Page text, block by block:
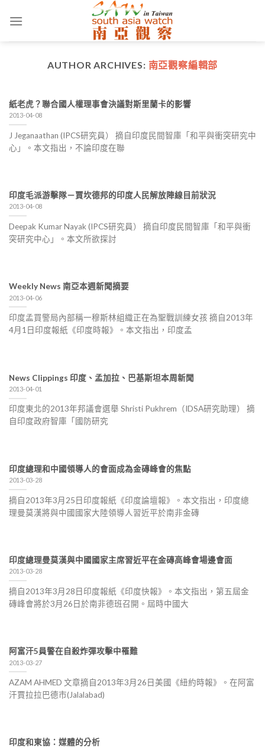
AUTHOR ARCHIVES: 南亞觀察編輯部
紙老虎？聯合國人權理事會決議對斯里蘭卡的影響
2013-04-08
J Jeganaathan (IPCS研究員） 摘自印度民間智庫「和平與衝突研究中
心」。本文指出，不論印度在聯
印度毛派游擊隊－賈坎德邦的印度人民解放陣線目前狀況
2013-04-08
Deepak Kumar Nayak (IPCS研究員） 摘自印度民間智庫「和平與衝
突研究中心」。本文所欲探討
Weekly News 南亞本週新聞摘要
2013-04-06
印度孟買警局內部稱一穆斯林組織正在為聖戰訓練女孩 摘自2013年
4月1日印度報紙《印度時報》。本文指出，印度孟
News Clippings 印度、孟加拉、巴基斯坦本周新聞
2013-04-01
印度東北的2013年邦議會選舉 Shristi Pukhrem（IDSA研究助理） 摘
自印度政府智庫「國防研究
印度總理和中國領導人的會面成為金磚峰會的焦點
2013-03-28
摘自2013年3月25日印度報紙《印度論壇報》。本文指出，印度總
理曼莫漢將與中國國家大陸領導人習近平於南非金磚
印度總理曼莫漢與中國國家主席習近平在金磚高峰會場邊會面
2013-03-28
摘自2013年3月28日印度報紙《印度快報》。本文指出，第五屆金
磚峰會將於3月26日於南非德班召開。屆時中國大
阿富汗5員警在自殺炸彈攻擊中罹難
2013-03-27
AZAM AHMED 文章摘自2013年3月26日美國《紐約時報》。在阿富
汗賈拉拉巴德市(Jalalabad)
印度和東協：媒體的分析